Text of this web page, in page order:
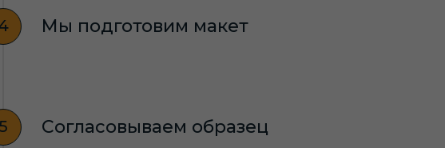
Мы подготовим макет
Согласовываем образец